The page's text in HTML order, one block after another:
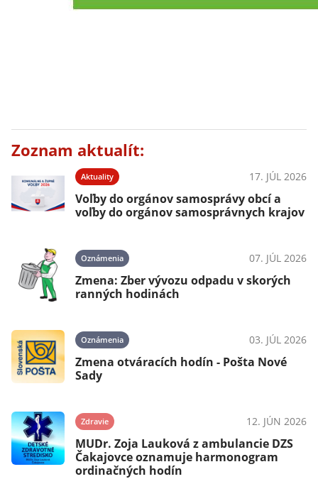
Zoznam aktualít:
Aktuality 17. JÚL 2026
Voľby do orgánov samosprávy obcí a
voľby do orgánov samosprávnych krajov
Oznámenia 07. JÚL 2026
Zmena: Zber vývozu odpadu v skorých
ranných hodinách
Oznámenia 03. JÚL 2026
Zmena otváracích hodín - Pošta Nové
Sady
Zdravie 12. JÚN 2026
MUDr. Zoja Lauková z ambulancie DZS
Čakajovce oznamuje harmonogram
ordinačných hodín